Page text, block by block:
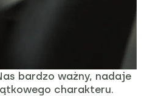
bardzo ważny, nadaje
charakteru.